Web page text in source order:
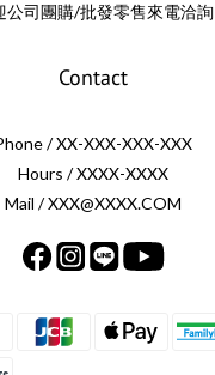
公司團購/批發零售來電洽詢
Contact
/ XX-XXX-XXX-XXX
Hours / XXXX-XXXX
Mail / XXX@XXXX.COM